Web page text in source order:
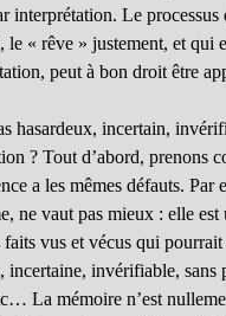
interprétation. Le processus
le « rêve » justement, et qui
peut à bon droit être
hasardeux, incertain,
? Tout d’abord, prenons
a les mêmes défauts. Par
ne vaut pas mieux : elle est
vus et vécus qui pourrait
incertaine, invérifiable, sans
La mémoire n’est